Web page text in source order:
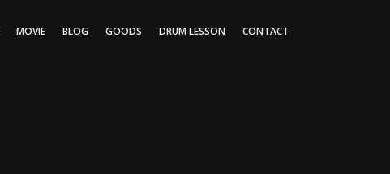
MOVIE BLOG GOODS DRUM LESSON CONTACT